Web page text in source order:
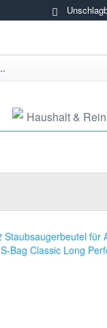
Haushalt &